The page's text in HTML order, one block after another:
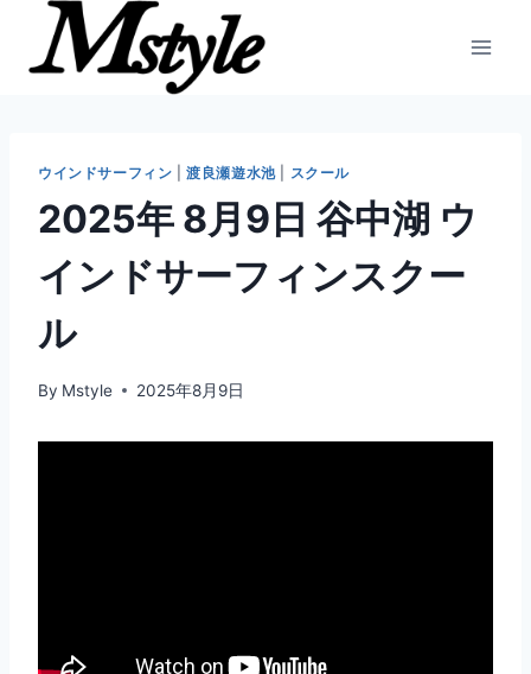
ウインドサーフィン |渡良瀬遊水池| スクール
2025年 8月9日 谷中湖 ウ
インドサーフィンスクー
ル
By Mstyle 2025年8月9日